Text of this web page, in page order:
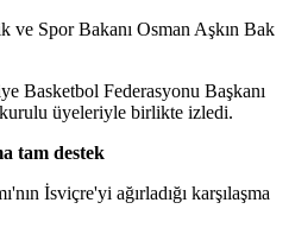
ve Spor Bakanı Osman Aşkın Bak
Basketbol Federasyonu Başkanı
üyeleriyle birlikte izledi.
tam destek
İsviçre'yi ağırladığı karşılaşma